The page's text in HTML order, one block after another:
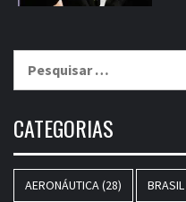
CATEGORIAS
AERONÁUTICA(28) BRASIL